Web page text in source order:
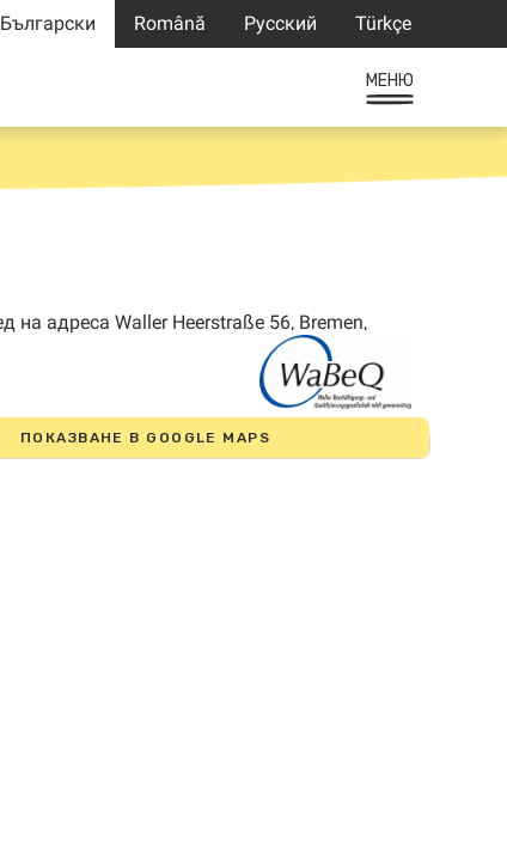
Български Română Русский Türkçe
МЕНЮ
ПОКАЗВАНЕ В GOOGLE MAPS